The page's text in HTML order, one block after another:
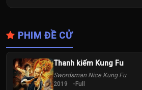
PHIM ĐỀ CỬ
Thanh kiếm Kung Fu
Swordsman Nice Kung Fu
2019 Full